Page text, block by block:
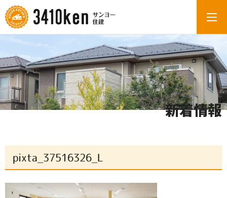
新着情報
pixta_37516326_L